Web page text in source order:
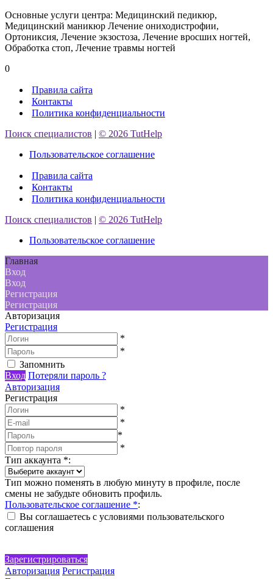
Основные услуги центра: Медицинский педикюр,
Медицинский маникюр Лечение ониходистрофии,
Ортониксия, Лечение экзостоза, Лечение вросших ногтей,
Обработка стоп, Лечение травмы ногтей
0
Правила сайта
Контакты
Политика конфиденциальности
Поиск специалистов | © 2026 TutHelp
Пользовательское соглашение
Правила сайта
Контакты
Политика конфиденциальности
Поиск специалистов | © 2026 TutHelp
Пользовательское соглашение
Главная
Вход
Вход
Регистрация
Регистрация
Авторизация
Регистрация
*
*
Запомнить
Вход Потеряли пароль ?
Авторизация
Регистрация
*
*
*
*
Тип аккаунта *:
Тип можно поменять в любую минуту в профиле, после
смены не забудьте обновить профиль.
Пользовательское соглашение *:
Вы соглашаетесь с условиями пользовательского
соглашения
Зарегистрироваться
Авторизация Регистрация